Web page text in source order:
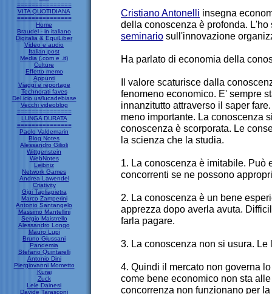
===============
VITA QUOTIDIANA
===============
Home
Braudel - in italiano
Digitalia & EquiLiber
Video e audio
Italian post
Media (.com e .it)
Culture
Effetto memo
Appunti
Viaggi e reportage
Technorati faves
Del.icio.us/lucadebiase
Vecchi videoblog
===============
LUNGA DURATA
===============
Paolo Valdemarin
Blog Notes
Alessandro Gilioli
Wittgenstein
WebNotes
Leibniz
Network Games
Andrea Lawendel
Criativity
Gigi Tagliapietra
Marco Zamperini
Antonio Santangelo
Massimo Mantellini
Sergio Maistrello
Alessandro Longo
Mauro Lupi
Bruno Giussani
Pandemia
Stefano Quintarelli
Antonio Dini
Piergiovanni Mometto
Kurai
Zuck
Lele Dainesi
Davide Tarasconi
Cristiano Antonelli insegna
della conoscenza è profonda.
seminario sull'innovazione
Ha parlato di economia della
Il valore scaturisce dalla
fenomeno economico. E' sempre
innanzitutto attraverso il saper
meno importante. La conoscenza
conoscenza è scorporata. Le
la scienza che la studia.
1. La conoscenza è imitabile. Può
concorrenti se ne possono
2. La conoscenza è un bene
apprezza dopo averla avuta.
farla pagare.
3. La conoscenza non si usura.
4. Quindi il mercato non governa
come bene economico non sta
concorrenza non funzionano per